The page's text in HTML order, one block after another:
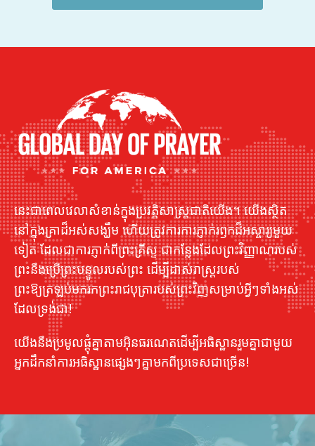
នេះ​ជា​ពេល​វេលា​សំខាន់​ក្នុង​ប្រវត្តិសាស្ត្រ​ជាតិ​យើង។ យើងស្ថិត
នៅក្នុងគ្រាដ៏អស់សង្ឃឹម ហើយត្រូវការការភ្ញាក់រឭកដ៏អស្ចារ្យមួយ
ទៀត ដែលជាការភ្ញាក់ពីព្រះគ្រីស្ទ ជាកន្លែងដែលព្រះវិញ្ញាណរបស់
ព្រះនឹងប្រើព្រះបន្ទូលរបស់ព្រះ ដើម្បីដាស់រាស្ដ្ររបស់
ព្រះឱ្យត្រឡប់មករកព្រះរាជបុត្រារបស់ព្រះវិញសម្រាប់អ្វីៗទាំងអស់
ដែលទ្រង់ជា!
យើងនឹងប្រមូលផ្តុំគ្នាតាមអ៊ិនធរណេតដើម្បីអធិស្ឋានរួមគ្នាជាមួយ
អ្នកដឹកនាំការអធិស្ឋានផ្សេងៗគ្នាមកពីប្រទេសជាច្រើន!